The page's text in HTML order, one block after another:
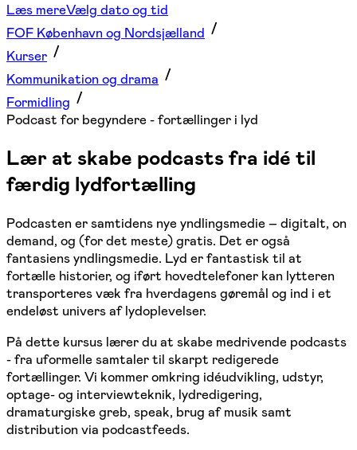
Læs mereVælg dato og tid
FOF København og Nordsjælland
Kurser
Kommunikation og drama
Formidling
Podcast for begyndere - fortællinger i lyd
Lær at skabe podcasts fra idé til
færdig lydfortælling
Podcasten er samtidens nye yndlingsmedie – digitalt, on
demand, og (for det meste) gratis. Det er også
fantasiens yndlingsmedie. Lyd er fantastisk til at
fortælle historier, og iført hovedtelefoner kan lytteren
transporteres væk fra hverdagens gøremål og ind i et
endeløst univers af lydoplevelser.
På dette kursus lærer du at skabe medrivende podcasts
- fra uformelle samtaler til skarpt redigerede
fortællinger. Vi kommer omkring idéudvikling, udstyr,
optage- og interviewteknik, lydredigering,
dramaturgiske greb, speak, brug af musik samt
distribution via podcastfeeds.